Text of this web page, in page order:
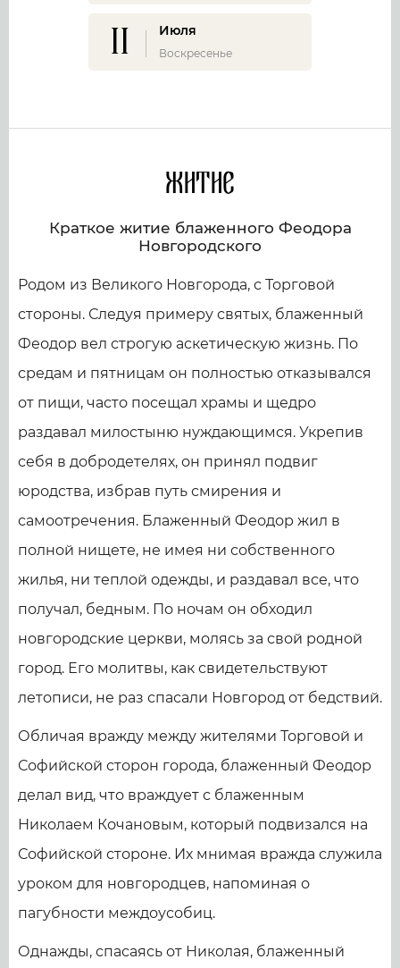
11 Июля
Воскресенье
Житие
Краткое житие блаженного Феодора
Новгородского
Родом из Великого Новгорода, с Торговой
стороны. Следуя примеру святых, блаженный
Феодор вел строгую аскетическую жизнь. По
средам и пятницам он полностью отказывался
от пищи, часто посещал храмы и щедро
раздавал милостыню нуждающимся. Укрепив
себя в добродетелях, он принял подвиг
юродства, избрав путь смирения и
самоотречения. Блаженный Феодор жил в
полной нищете, не имея ни собственного
жилья, ни теплой одежды, и раздавал все, что
получал, бедным. По ночам он обходил
новгородские церкви, молясь за свой родной
город. Его молитвы, как свидетельствуют
летописи, не раз спасали Новгород от бедствий.
Обличая вражду между жителями Торговой и
Софийской сторон города, блаженный Феодор
делал вид, что враждует с блаженным
Николаем Кочановым, который подвизался на
Софийской стороне. Их мнимая вражда служила
уроком для новгородцев, напоминая о
пагубности междоусобиц.
Однажды, спасаясь от Николая, блаженный